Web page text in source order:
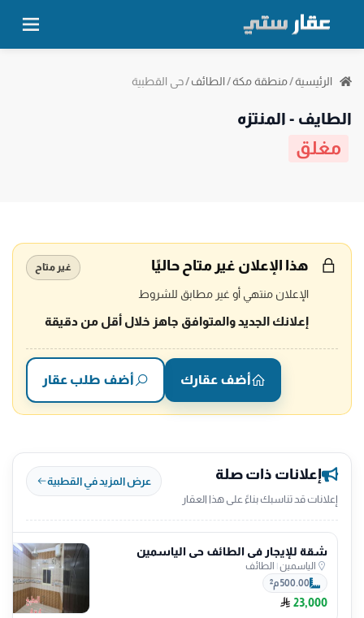
الرئيسية/منطقة مكة/الطائف/حي القطبية
الطايف - المنتزه
مغلق
هذا الإعلان غير متاح حاليًا غير متاح
الإعلان منتهي أو غير مطابق للشروط
إعلانك الجديد والمتوافق جاهز خلال أقل من دقيقة
أضف عقارك أضف طلب عقار
إعلانات ذات صلة
إعلانات قد تناسبك بناءً على هذا العقار
عرض المزيد في القطبية
شقة للإيجار في الطائف حي الياسمين
الياسمين| الطائف
500.00 م²
23,000